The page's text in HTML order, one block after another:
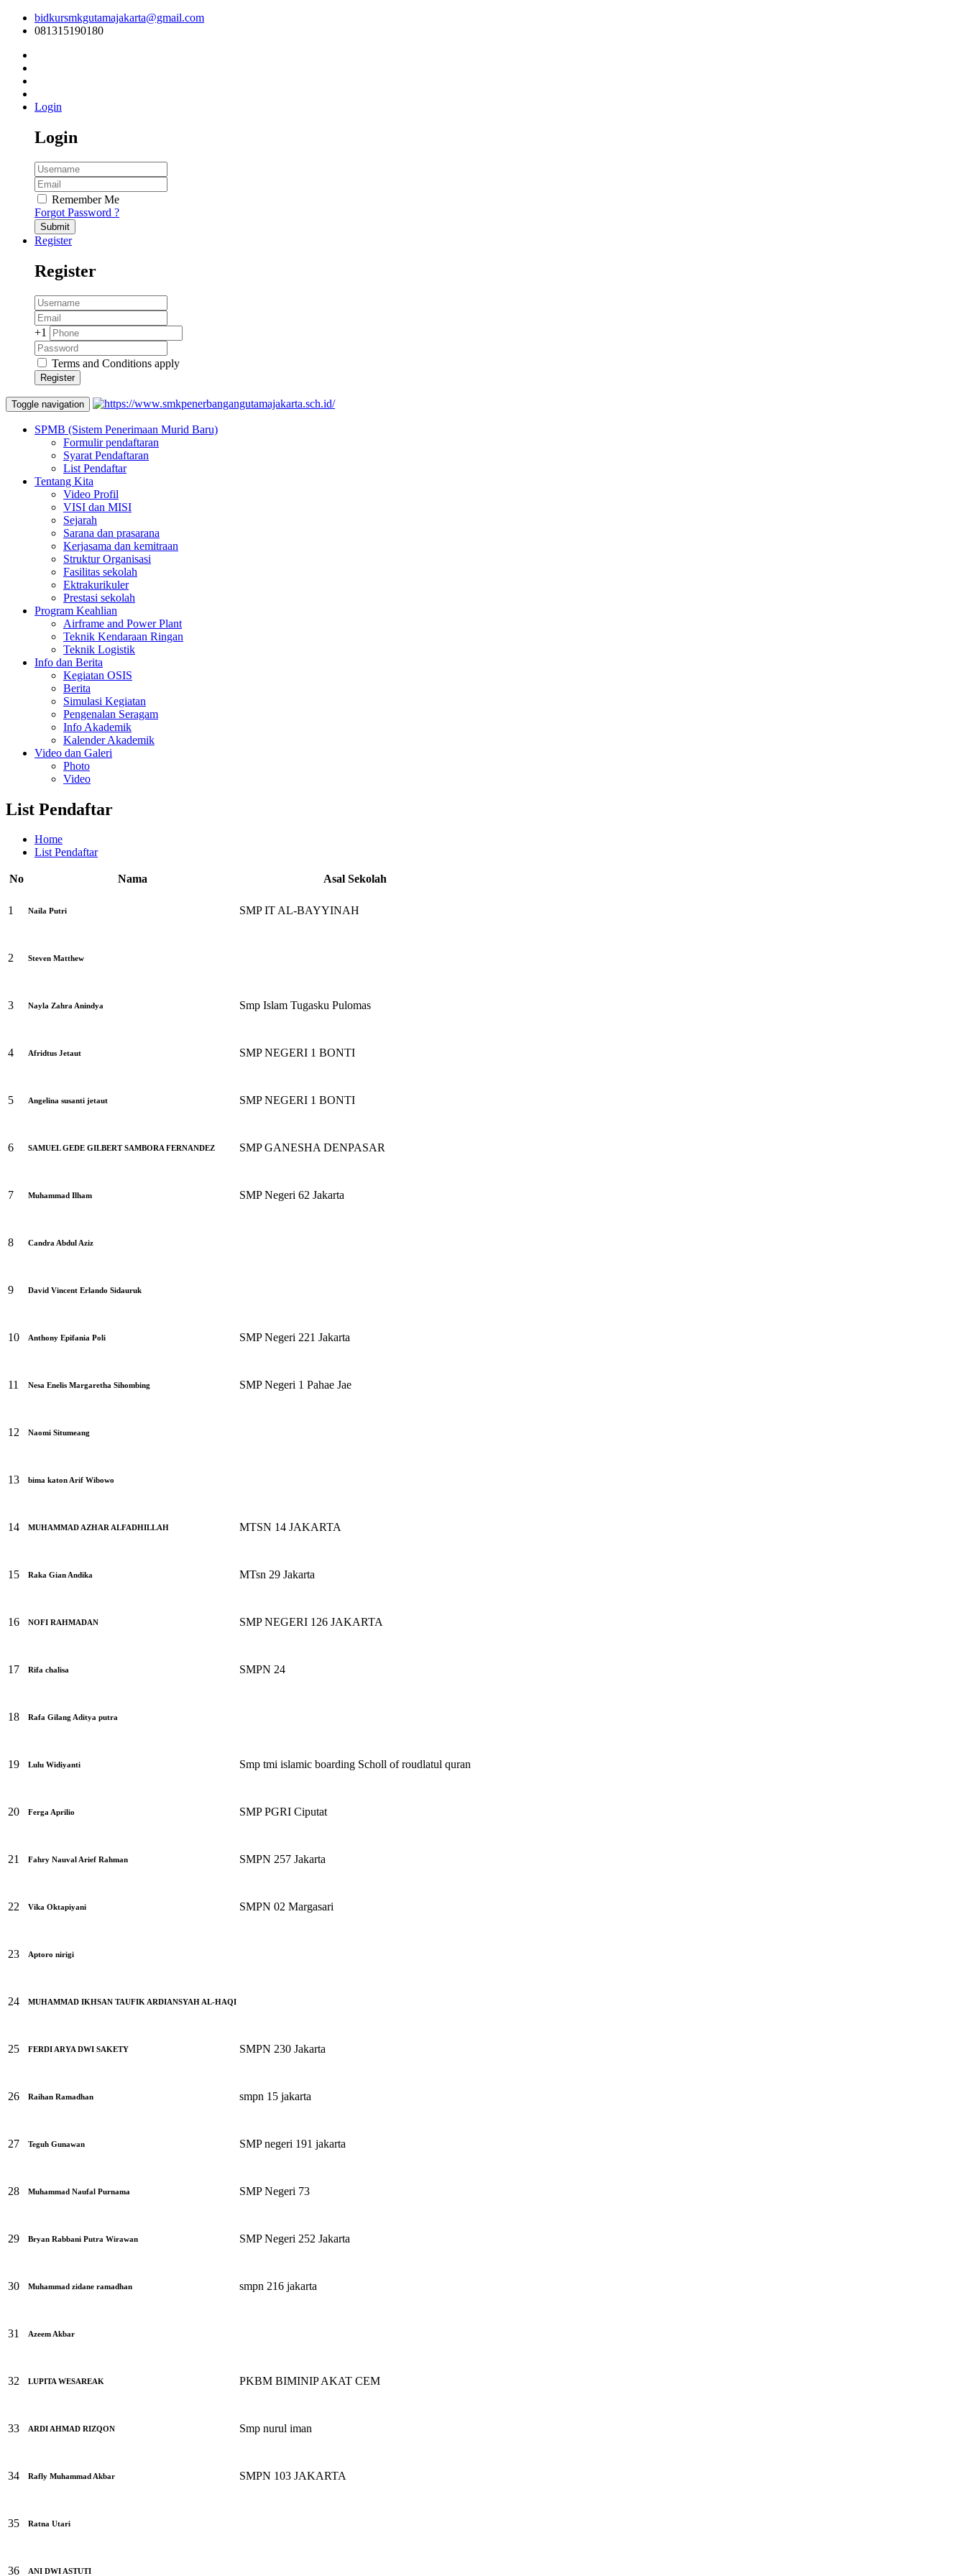
bidkursmkgutamajakarta@gmail.com
081315190180
Login
Login
Remember Me
Forgot Password ?
Submit
Register
Register
+1
Terms and Conditions apply
Register
Toggle navigation
SPMB (Sistem Penerimaan Murid Baru)
Formulir pendaftaran
Syarat Pendaftaran
List Pendaftar
Tentang Kita
Video Profil
VISI dan MISI
Sejarah
Sarana dan prasarana
Kerjasama dan kemitraan
Struktur Organisasi
Fasilitas sekolah
Ektrakurikuler
Prestasi sekolah
Program Keahlian
Airframe and Power Plant
Teknik Kendaraan Ringan
Teknik Logistik
Info dan Berita
Kegiatan OSIS
Berita
Simulasi Kegiatan
Pengenalan Seragam
Info Akademik
Kalender Akademik
Video dan Galeri
Photo
Video
List Pendaftar
Home
List Pendaftar
No Nama Asal Sekolah
1 Naila Putri SMP IT AL-BAYYINAH
2 Steven Matthew
3 Nayla Zahra Anindya Smp Islam Tugasku Pulomas
4 Afridtus Jetaut SMP NEGERI 1 BONTI
5 Angelina susanti jetaut SMP NEGERI 1 BONTI
6 SAMUEL GEDE GILBERT SAMBORA FERNANDEZ SMP GANESHA DENPASAR
7 Muhammad Ilham SMP Negeri 62 Jakarta
8 Candra Abdul Aziz
9 David Vincent Erlando Sidauruk
10 Anthony Epifania Poli SMP Negeri 221 Jakarta
11 Nesa Enelis Margaretha Sihombing SMP Negeri 1 Pahae Jae
12 Naomi Situmeang
13 bima katon Arif Wibowo
14 MUHAMMAD AZHAR ALFADHILLAH MTSN 14 JAKARTA
15 Raka Gian Andika MTsn 29 Jakarta
16 NOFI RAHMADAN SMP NEGERI 126 JAKARTA
17 Rifa chalisa SMPN 24
18 Rafa Gilang Aditya putra
19 Lulu Widiyanti Smp tmi islamic boarding Scholl of roudlatul quran
20 Ferga Aprilio SMP PGRI Ciputat
21 Fahry Nauval Arief Rahman SMPN 257 Jakarta
22 Vika Oktapiyani SMPN 02 Margasari
23 Aptoro nirigi
24 MUHAMMAD IKHSAN TAUFIK ARDIANSYAH AL-HAQI
25 FERDI ARYA DWI SAKETY SMPN 230 Jakarta
26 Raihan Ramadhan smpn 15 jakarta
27 Teguh Gunawan SMP negeri 191 jakarta
28 Muhammad Naufal Purnama SMP Negeri 73
29 Bryan Rabbani Putra Wirawan SMP Negeri 252 Jakarta
30 Muhammad zidane ramadhan smpn 216 jakarta
31 Azeem Akbar
32 LUPITA WESAREAK PKBM BIMINIP AKAT CEM
33 ARDI AHMAD RIZQON Smp nurul iman
34 Rafly Muhammad Akbar SMPN 103 JAKARTA
35 Ratna Utari
36 ANI DWI ASTUTI